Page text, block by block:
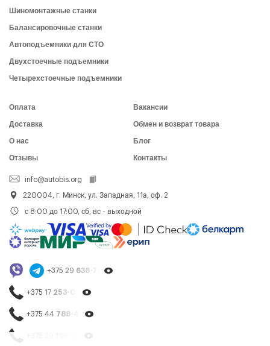
Шиномонтажные станки
Балансировочные станки
Автоподъемники для СТО
Двухстоечные подъемники
Четырехстоечные подъемники
Оплата
Доставка
О нас
Отзывы
Вакансии
Обмен и возврат товара
Блог
Контакты
info@autobis.org
220004, г. Минск, ул. Западная, 11а, оф. 2
с 8:00 до 17:00, сб, вс - выходной
+375 29 638-79-23
+375 17 253-03-26
+375 44 788-40-13